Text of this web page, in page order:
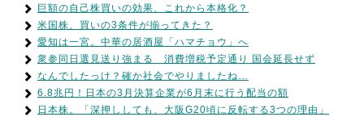
巨額の自己株買いの効果、これから本格化？
米国株、買いの3条件が揃ってきた？
愛知は一宮。中華の居酒屋「ハマチョウ」へ
衆参同日選見送り強まる 消費増税予定通り 国会延長せず
なんでしたっけ？確か社会でやりましたね…
6.8兆円！日本の3月決算企業が6月末に行う配当の額
日本株。「深押ししても、大阪G20頃に反転する3つの理由」